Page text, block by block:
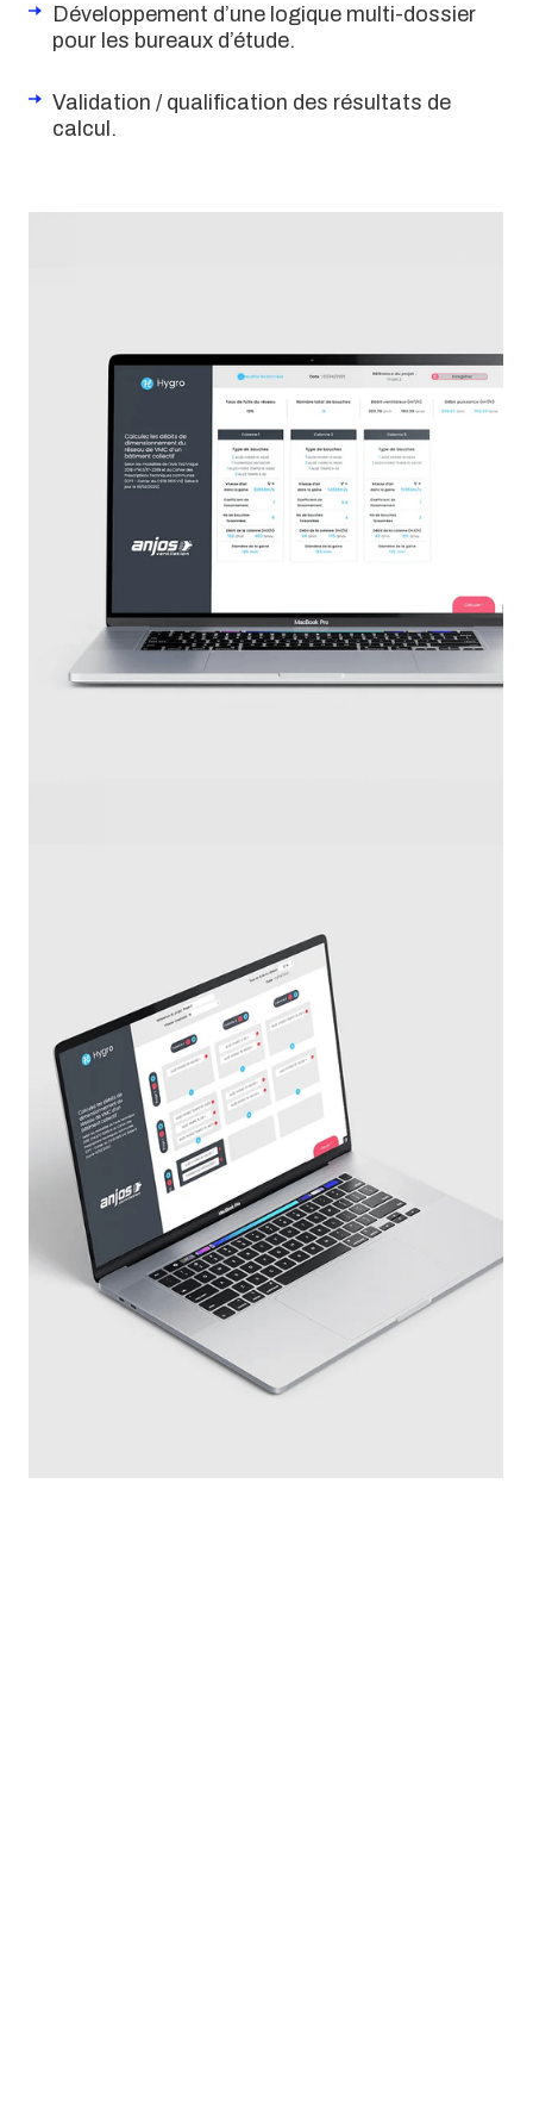
Développement d’une logique multi-dossier
pour les bureaux d’étude.
Validation / qualification des résultats de
calcul.